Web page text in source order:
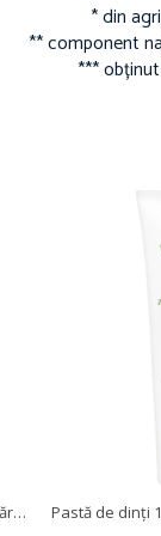
* din
** component
***
Pastă de dinți 100% naturală - bio - fără fluor - mentă